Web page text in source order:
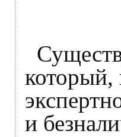
который,
и